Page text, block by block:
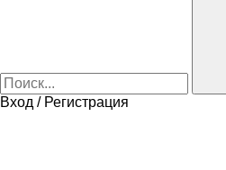
Вход / Регистрация